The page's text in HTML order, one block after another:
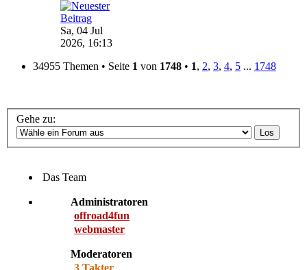
Sa, 04 Jul
2026, 16:13
34955 Themen • Seite 1 von 1748 • 1, 2, 3, 4, 5 ... 1748
Gehe zu:
Das Team
Administratoren
offroad4fun
webmaster
Moderatoren